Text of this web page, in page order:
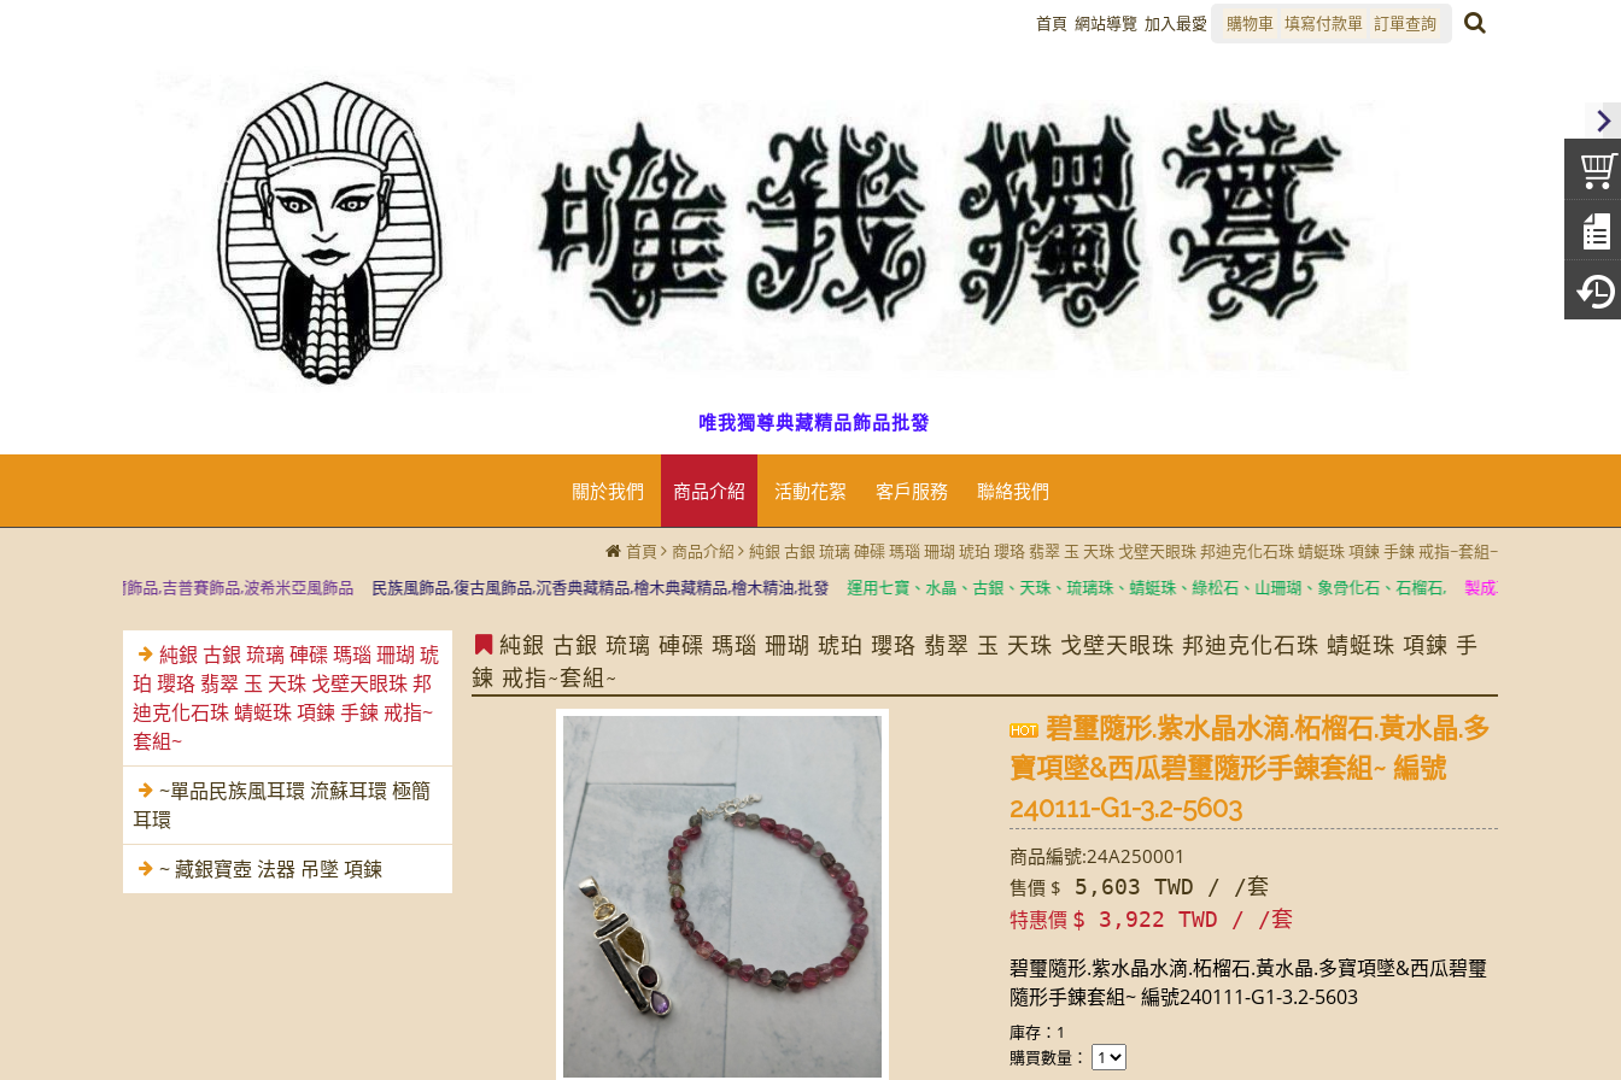
首頁 網站導覽 加入最愛 購物車 填寫付款單 訂單查詢
唯我獨尊典藏精品飾品批發
關於我們 商品介紹 活動花絮 客戶服務 聯絡我們
首頁 商品介紹
純銀 古銀 琉璃 硨磲 瑪瑙 珊瑚 琥珀 瓔珞 翡翠 玉 天珠 戈壁天眼珠 邦迪克化石珠 蜻蜓珠 項鍊 手鍊 戒指~套組~
品,尼泊爾飾品,吉普賽飾品,波希米亞風飾品
民族風飾品,復古風飾品,沉香典藏精品,檜木典藏精品,檜木精油,批發 運用七寶、水晶、古銀、天珠、琉璃珠、蜻蜓珠、綠松石、山珊瑚、象骨化石、石榴石, 製成耳環、項鍊、手鍊、手
純銀 古銀 琉璃 硨磲 瑪瑙 珊瑚 琥
珀 瓔珞 翡翠 玉 天珠 戈壁天眼珠 邦
迪克化石珠 蜻蜓珠 項鍊 手鍊 戒指~
套組~
~單品民族風耳環 流蘇耳環 極簡
耳環
~ 藏銀寶壺 法器 吊墜 項鍊
純銀 古銀 琉璃 硨磲 瑪瑙 珊瑚 琥珀 瓔珞 翡翠 玉 天珠 戈壁天眼珠 邦迪克化石珠 蜻蜓珠 項鍊 手
鍊 戒指~套組~
碧璽隨形.紫水晶水滴.柘榴石.黃水晶.多
寶項墜&西瓜碧璽隨形手錬套組~ 編號
240111-G1-3.2-5603
商品編號:24A250001
售價 $ 5,603 TWD / /套
特惠價 $ 3,922 TWD / /套
碧璽隨形.紫水晶水滴.柘榴石.黃水晶.多寶項墜&西瓜碧璽
隨形手錬套組~ 編號240111-G1-3.2-5603
庫存：1
購買數量：